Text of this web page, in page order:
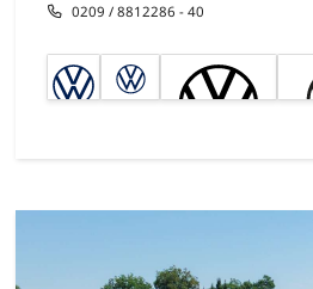
0209 / 8812286 - 40